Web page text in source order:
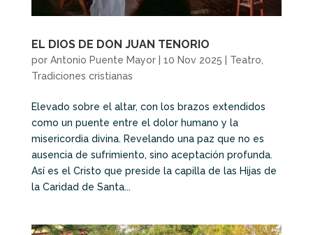
EL DIOS DE DON JUAN TENORIO
por Antonio Puente Mayor| 10 Nov 2025 Teatro,
Tradiciones cristianas
Elevado sobre el altar, con los brazos extendidos
como un puente entre el dolor humano y la
misericordia divina. Revelando una paz que no es
ausencia de sufrimiento, sino aceptación profunda.
Así es el Cristo que preside la capilla de las Hijas de
la Caridad de Santa...